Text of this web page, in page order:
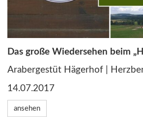
Das große Wiedersehen beim
Arabergestüt Hägerhof |
14.07.2017
ansehen